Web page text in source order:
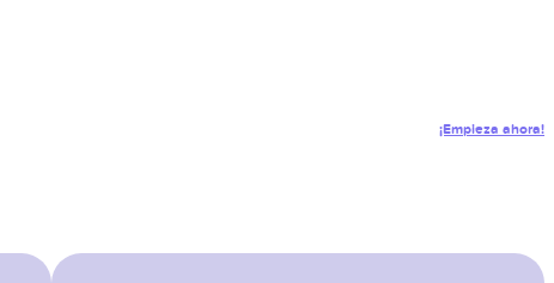
¡Empieza ahora!